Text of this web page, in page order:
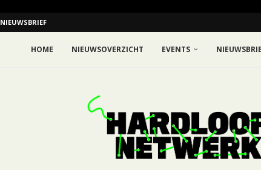
NIEUWSBRIEF
HOME NIEUWSOVERZICHT EVENTS